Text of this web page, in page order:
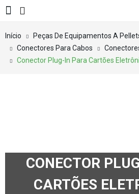
Início
Peças De Equipamentos A
Conectores Para Cabos
Conector Plug-In Para Cartões
CONECTOR
CARTÕES